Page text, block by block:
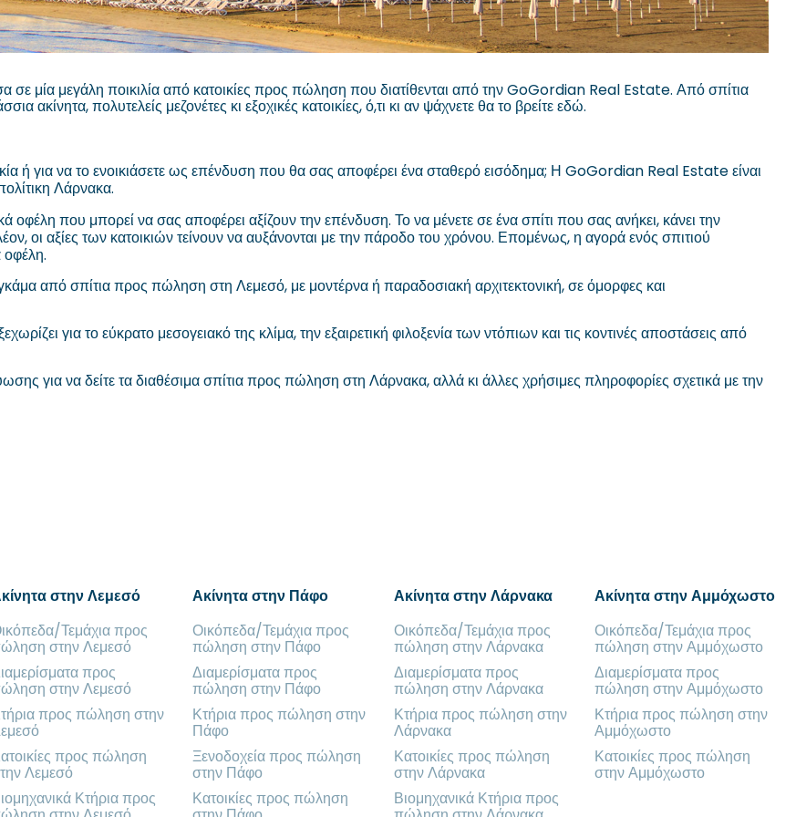
σε μία μεγάλη ποικιλία από κατοικίες προς πώληση που διατίθενται από την GoGordian Real Estate. Από σπίτια
ακίνητα, πολυτελείς μεζονέτες κι εξοχικές κατοικίες, ό,τι κι αν ψάχνετε θα το βρείτε εδώ.
ή για να το ενοικιάσετε ως επένδυση που θα σας αποφέρει ένα σταθερό εισόδημα; Η GoGordian Real Estate είναι
Λάρνακα.
οφέλη που μπορεί να σας αποφέρει αξίζουν την επένδυση. Το να μένετε σε ένα σπίτι που σας ανήκει, κάνει την
οι αξίες των κατοικιών τείνουν να αυξάνονται με την πάροδο του χρόνου. Επομένως, η αγορά ενός σπιτιού
από σπίτια προς πώληση στη Λεμεσό, με μοντέρνα ή παραδοσιακή αρχιτεκτονική, σε όμορφες και
για το εύκρατο μεσογειακό της κλίμα, την εξαιρετική φιλοξενία των ντόπιων και τις κοντινές αποστάσεις από
για να δείτε τα διαθέσιμα σπίτια προς πώληση στη Λάρνακα, αλλά κι άλλες χρήσιμες πληροφορίες σχετικά με την
στην Λεμεσό
Τεμάχια προς
στην Λεμεσό
προς
στην Λεμεσό
προς πώληση στην
προς πώληση
Λεμεσό
Κτήρια προς
Ακίνητα στην Πάφο
Οικόπεδα/Τεμάχια προς
πώληση στην Πάφο
Διαμερίσματα προς
πώληση στην Πάφο
Κτήρια προς πώληση στην
Πάφο
Ξενοδοχεία προς πώληση
στην Πάφο
Κατοικίες προς πώληση
Ακίνητα στην Λάρνακα
Οικόπεδα/Τεμάχια προς
πώληση στην Λάρνακα
Διαμερίσματα προς
πώληση στην Λάρνακα
Κτήρια προς πώληση στην
Λάρνακα
Κατοικίες προς πώληση
στην Λάρνακα
Βιομηχανικά Κτήρια προς
Ακίνητα στην Αμμόχωστο
Οικόπεδα/Τεμάχια προς
πώληση στην Αμμόχωστο
Διαμερίσματα προς
πώληση στην Αμμόχωστο
Κτήρια προς πώληση στην
Αμμόχωστο
Κατοικίες προς πώληση
στην Αμμόχωστο